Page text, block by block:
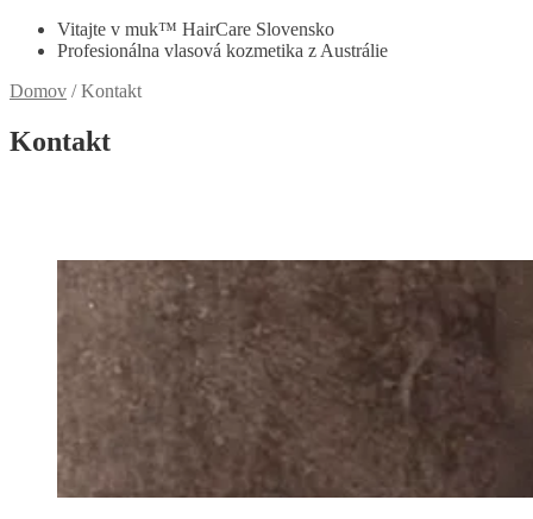
Vitajte v muk™ HairCare Slovensko
Profesionálna vlasová kozmetika z Austrálie
Domov /Kontakt
Kontakt